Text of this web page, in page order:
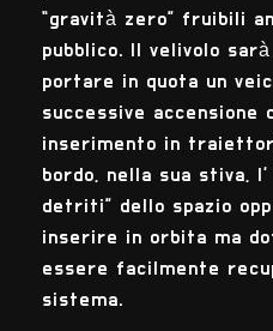
“gravità zero” fruibili
pubblico. Il velivolo
portare in quota un
successive accensione
inserimento in
bordo, nella sua stiva,
detriti” dello spazio
inserire in orbita ma
essere facilmente
sistema.